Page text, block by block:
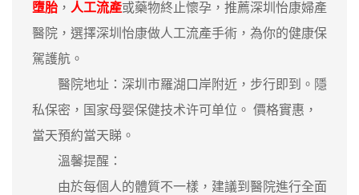
墮胎 ， 人工流產或藥物終止懷孕，推薦深圳怡康婦產
醫院，選擇深圳怡康做人工流產手術，為你的健康保
駕護航。
醫院地址：深圳市羅湖口岸附近，步行即到。隱
私保密，国家母婴保健技术许可单位。 價格實惠，
當天預約當天睇。
溫馨提醒：
由於每個人的體質不一樣，建議到醫院進行全面